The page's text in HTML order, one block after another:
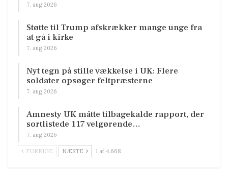
7. aug 2026
Støtte til Trump afskrækker mange unge fra
at gå i kirke
7. aug 2026
Nyt tegn på stille vækkelse i UK: Flere
soldater opsøger feltpræsterne
7. aug 2026
Amnesty UK måtte tilbagekalde rapport, der
sortlistede 117 velgørende…
7. aug 2026
FORRIGE NÆSTE 1 af 4.668